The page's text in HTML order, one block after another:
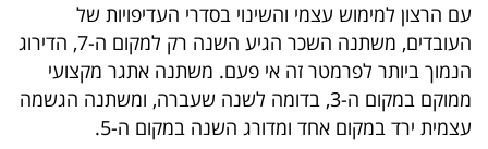
40
UNDER
40
עם הרצון למימוש עצמי והשינוי בסדרי העדיפויות של
העובדים, משתנה השכר הגיע השנה רק למקום ה-7, הדירוג
הנמוך ביותר לפרמטר זה אי פעם. משתנה אתגר מקצועי
ממוקם במקום ה-3, בדומה לשנה שעברה, ומשתנה הגשמה
עצמית ירד במקום אחד ומדורג השנה במקום ה-5.